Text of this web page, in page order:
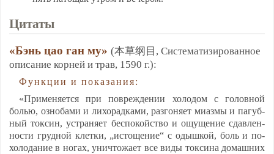
Ци­та­ты
«Бэнь цао ган му» (本草纲目, Сис­те­ма­ти­зи­ро­ван­ное
опи­са­ние кор­ней и трав, 1590 г.):
Функ­ции и по­ка­за­ния:
«При­ме­ня­ет­ся при пов­реж­де­нии хо­ло­дом с го­лов­ной
болью, оз­но­ба­ми и ли­хо­рад­ка­ми, раз­го­ня­ет ми­аз­мы и па­губ­
ный ток­син, уст­ра­ня­ет бес­по­кой­ство и ощу­ще­ние сдав­лен­
нос­ти груд­ной клет­ки, „ис­то­ще­ние“ с одыш­кой, боль и по­
хо­ло­да­ние в но­гах, унич­то­жа­ет все ви­ды ток­си­на до­маш­них